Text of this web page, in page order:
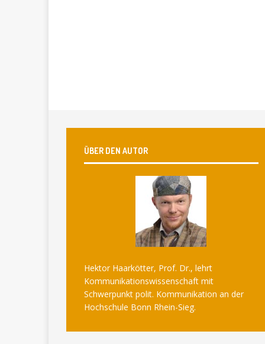
ÜBER DEN AUTOR
Hektor Haarkötter, Prof. Dr., lehrt
Kommunikationswissenschaft mit
Schwerpunkt polit. Kommunikation an der
Hochschule Bonn Rhein-Sieg.